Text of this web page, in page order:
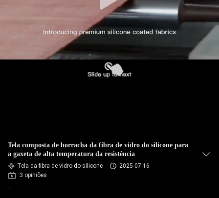
Tela composta de borracha da fibra de vidro do silicone para
a gaxeta de alta temperatura da resistência
Tela da fibra de vidro do silicone
2025-07-16
3 opiniões